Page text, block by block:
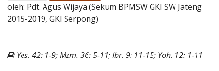
Berita Kegiatan
Materi
oleh: Pdt. Agus Wijaya (Sekum BPMSW GKI SW Jateng
2015-2019, GKI Serpong)
Yes. 42: 1-9; Mzm. 36: 5-11; Ibr. 9: 11-15; Yoh. 12: 1-11